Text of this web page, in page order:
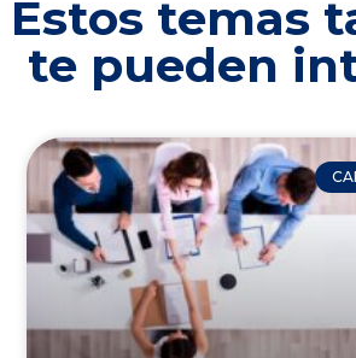
Estos temas
te pueden